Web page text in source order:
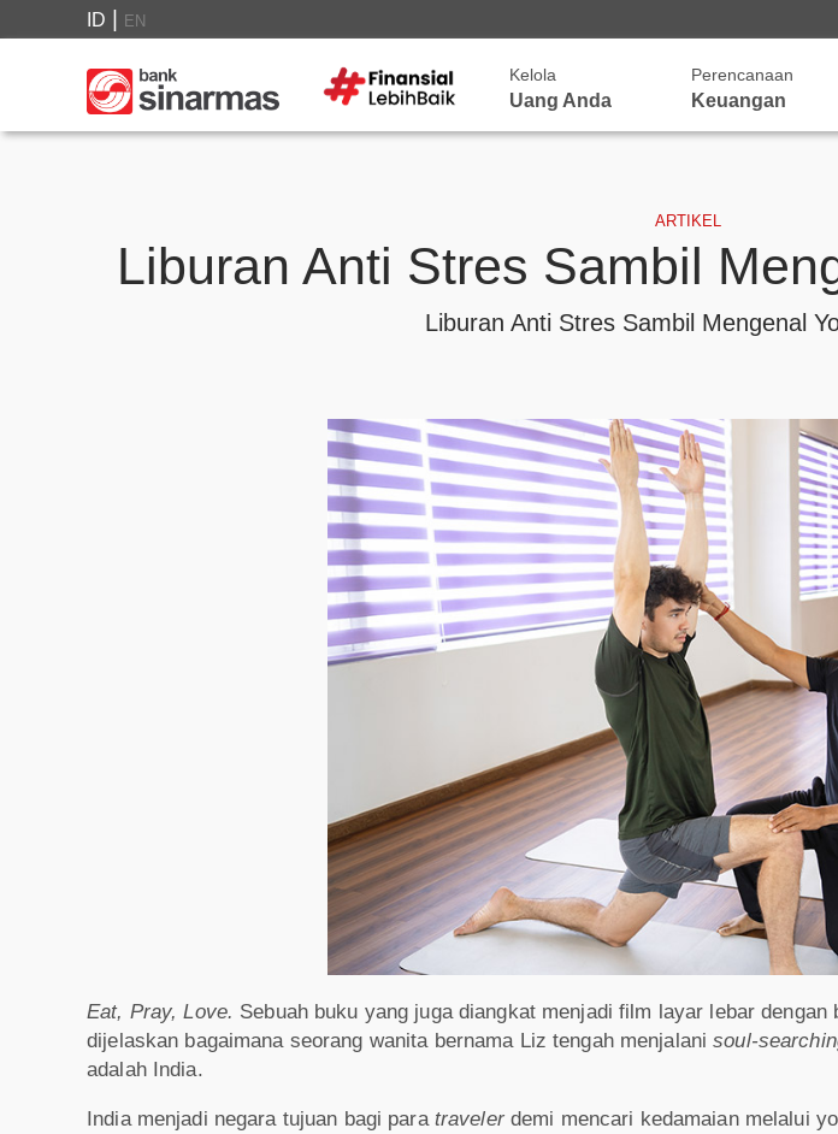
ID EN
Kelola
Uang Anda
Perencanaan
Keuangan
ARTIKEL
Liburan Anti Stres Sambil
Liburan Anti Stres Sambil Mengenal
Eat, Pray, Love. Sebuah buku yang juga diangkat menjadi film layar lebar
dijelaskan bagaimana seorang wanita bernama Liz tengah menjalanisoul-
adalah India.
India menjadi negara tujuan bagi para travelerdemi mencari kedamaian melalui